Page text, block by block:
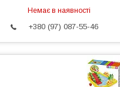
Немає в наявності
+380 (97) 087-55-46